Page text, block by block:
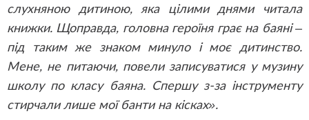
слухняною дитиною, яка цілими днями читала
книжки. Щоправда, головна героїня грає на баяні –
під таким же знаком минуло і моє дитинство.
Мене, не питаючи, повели записуватися у музину
школу по класу баяна. Спершу з-за інструменту
стирчали лише мої банти на кісках».